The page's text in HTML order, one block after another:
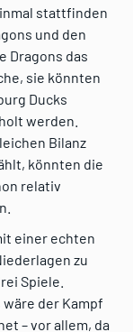
stattfinden
und den
Dragons das
sie könnten
Ducks
werden.
Bilanz
könnten die
relativ
einer echten
zu
Spiele.
der Kampf
– vor allem, da